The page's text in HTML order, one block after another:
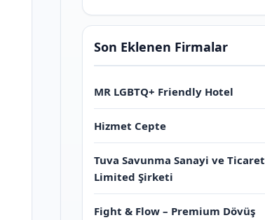
Son Eklenen Firmalar
MR LGBTQ+ Friendly Hotel
Hizmet Cepte
Tuva Savunma Sanayi ve Ticaret
Limited Şirketi
Fight & Flow – Premium Dövüş